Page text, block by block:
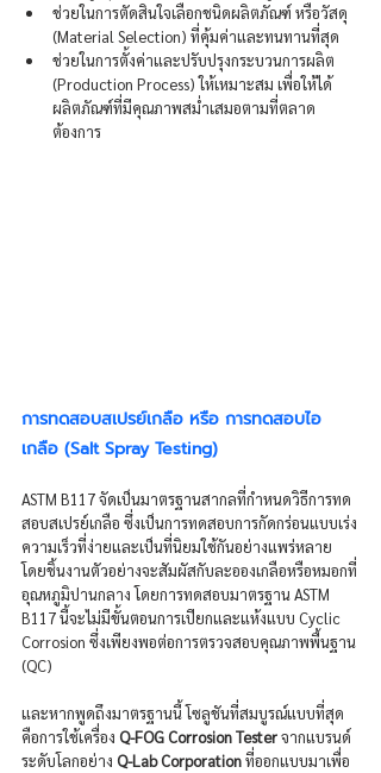
ช่วยในการตัดสินใจเลือกชนิดผลิตภัณฑ์ หรือวัสดุ
(Material Selection) ที่คุ้มค่าและทนทานที่สุด
ช่วยในการตั้งค่าและปรับปรุงกระบวนการผลิต
(Production Process) ให้เหมาะสม เพื่อให้ได้
ผลิตภัณฑ์ที่มีคุณภาพสม่ำเสมอตามที่ตลาด
ต้องการ
การทดสอบสเปรย์เกลือ หรือ การทดสอบไอ
เกลือ (Salt Spray Testing)
ASTM B117 จัดเป็นมาตรฐานสากลที่กำหนดวิธีการทด
สอบสเปรย์เกลือ ซึ่งเป็นการทดสอบการกัดกร่อนแบบเร่ง
ความเร็วที่ง่ายและเป็นที่นิยมใช้กันอย่างแพร่หลาย
โดยชิ้นงานตัวอย่างจะสัมผัสกับละอองเกลือหรือหมอกที่
อุณหภูมิปานกลาง โดยการทดสอบมาตรฐาน ASTM
B117 นี้จะไม่มีขั้นตอนการเปียกและแห้งแบบ Cyclic
Corrosion ซึ่งเพียงพอต่อการตรวจสอบคุณภาพพื้นฐาน
(QC)
และหากพูดถึงมาตรฐานนี้ โซลูชันที่สมบูรณ์แบบที่สุด
คือการใช้เครื่อง Q-FOG Corrosion Tester จากแบรนด์
ระดับโลกอย่าง Q-Lab Corporation ที่ออกแบบมาเพื่อ